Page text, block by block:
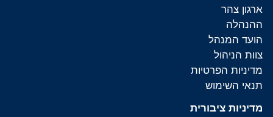
ארגון צהר
ההנהלה
הועד המנהל
צוות הניהול
מדיניות הפרטיות
תנאי השימוש
מדיניות ציבורית